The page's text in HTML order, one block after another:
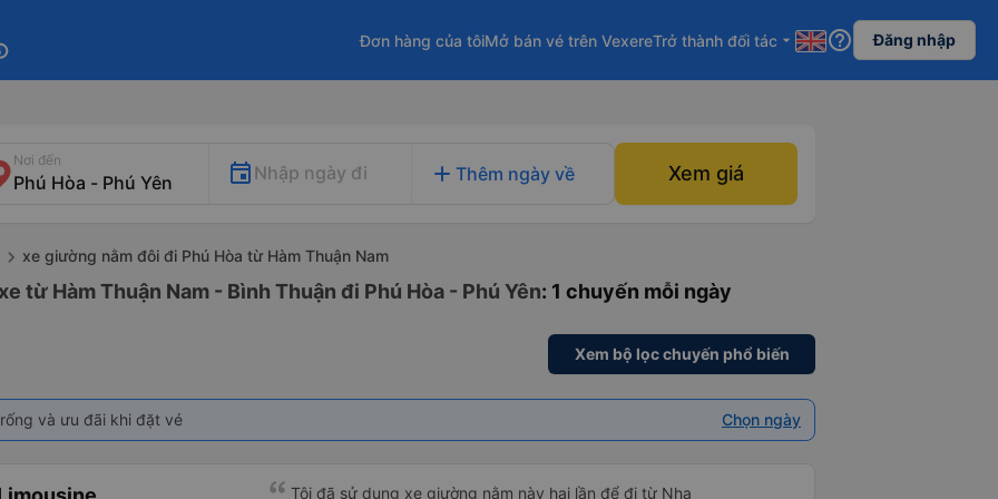
Đơn hàng của tôiMở bán vé trên VexereTrở thành đối tác arrow_drop_down help_outline Đăng nhập
Nơi đến
Nhập ngày đi add Thêm ngày về Xem giá
xe giường nằm đôi đi Phú Hòa từ Hàm Thuận Nam
từ Hàm Thuận Nam - Bình Thuận đi Phú Hòa - Phú Yên: 1 chuyến mỗi ngày
Xem bộ lọc chuyến phổ biến
và ưu đãi khi đặt vé Chọn ngày
Tôi đã sử dụng xe giường nằm này hai lần để đi từ Nha